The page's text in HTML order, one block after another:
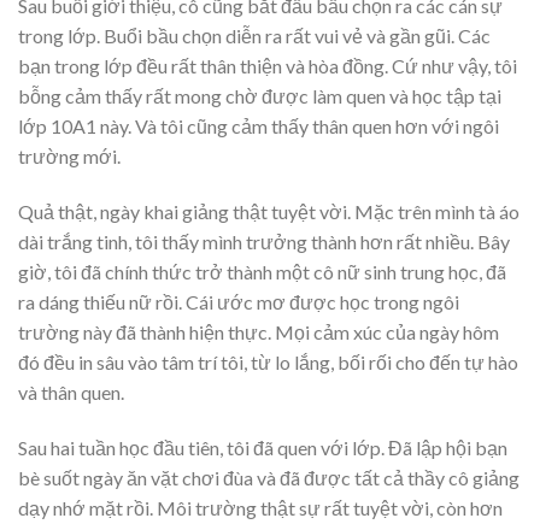
Sau buổi giới thiệu, cô cũng bắt đầu bầu chọn ra các cán sự
trong lớp. Buổi bầu chọn diễn ra rất vui vẻ và gần gũi. Các
bạn trong lớp đều rất thân thiện và hòa đồng. Cứ như vậy, tôi
bỗng cảm thấy rất mong chờ được làm quen và học tập tại
lớp 10A1 này. Và tôi cũng cảm thấy thân quen hơn với ngôi
trường mới.
Quả thật, ngày khai giảng thật tuyệt vời. Mặc trên mình tà áo
dài trắng tinh, tôi thấy mình trưởng thành hơn rất nhiều. Bây
giờ, tôi đã chính thức trở thành một cô nữ sinh trung học, đã
ra dáng thiếu nữ rồi. Cái ước mơ được học trong ngôi
trường này đã thành hiện thực. Mọi cảm xúc của ngày hôm
đó đều in sâu vào tâm trí tôi, từ lo lắng, bối rối cho đến tự hào
và thân quen.
Sau hai tuần học đầu tiên, tôi đã quen với lớp. Đã lập hội bạn
bè suốt ngày ăn vặt chơi đùa và đã được tất cả thầy cô giảng
dạy nhớ mặt rồi. Môi trường thật sự rất tuyệt vời, còn hơn